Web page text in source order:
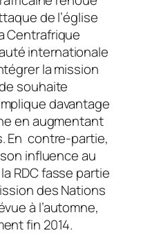
de l’église
Centrafrique
internationale
la mission
souhaite
davantage
en augmentant
En contre-partie,
influence au
RDC fasse partie
des Nations
à l’automne,
fin 2014.